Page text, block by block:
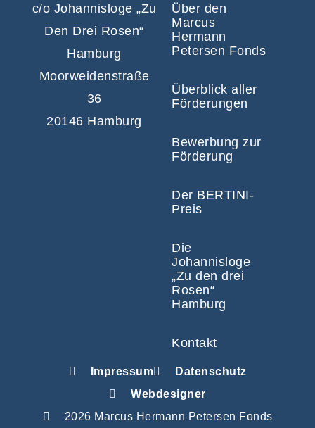
c/o Johannisloge „Zu
Den Drei Rosen“
Hamburg
Moorweidenstraße
36
20146 Hamburg
Über den
Marcus
Hermann
Petersen Fonds
Überblick aller
Förderungen
Bewerbung zur
Förderung
Der BERTINI-
Preis
Die
Johannisloge
„Zu den drei
Rosen“
Hamburg
Kontakt
Impressum
Datenschutz
Webdesigner
2026 Marcus Hermann Petersen Fonds